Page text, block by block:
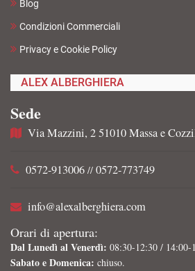
Blog
Condizioni Commerciali
Privacy e Cookie Policy
ALEX ALBERGHIERA
Sede
Via Mazzini, 2 51010 Massa e
0572-913006 // 0572-773749
info@alexalberghiera.com
Orari di apertura:
Dal Lunedì al Venerdì: 08:30-12:30 / 14:00-
Sabato e Domenica: chiuso.